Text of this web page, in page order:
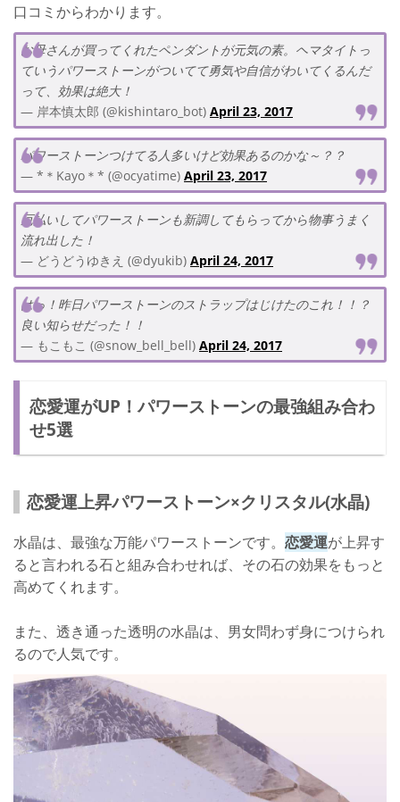
口コミからわかります。
お母さんが買ってくれたペンダントが元気の素。ヘマタイトっ
ていうパワーストーンがついてて勇気や自信がわいてくるんだ
って、効果は絶大！
— 岸本慎太郎 (@kishintaro_bot) April 23, 2017
パワーストーンつけてる人多いけど効果あるのかな～？？
— *＊Kayo＊* (@ocyatime) April 23, 2017
厄払いしてパワーストーンも新調してもらってから物事うまく
流れ出した！
— どうどうゆきえ (@dyukib) April 24, 2017
はっ！昨日パワーストーンのストラップはじけたのこれ！！？
良い知らせだった！！
— もこもこ (@snow_bell_bell) April 24, 2017
恋愛運がUP！パワーストーンの最強組み合わ
せ5選
恋愛運上昇パワーストーン×クリスタル(水晶)
水晶は、最強な万能パワーストーンです。 恋愛運が上昇す
ると言われる石と組み合わせれば、その石の効果をもっと
高めてくれます。
また、透き通った透明の水晶は、男女問わず身につけられ
るので人気です。